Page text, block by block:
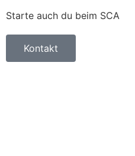
Starte auch du beim SCA
Kontakt